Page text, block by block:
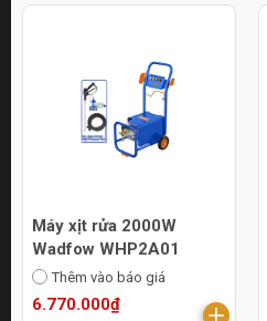
Máy xịt rửa 2000W
Wadfow WHP2A01
Thêm vào báo giá
6.770.000₫